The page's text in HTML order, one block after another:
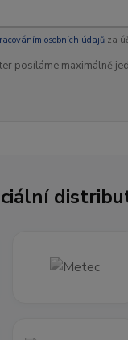
osobních údajůza
posíláme maximálně